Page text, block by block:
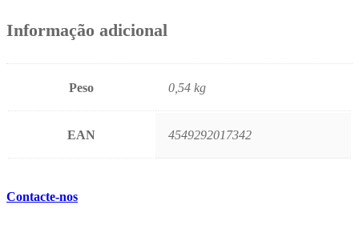
Informação adicional
Peso 0,54 kg
EAN 4549292017342
Contacte-nos